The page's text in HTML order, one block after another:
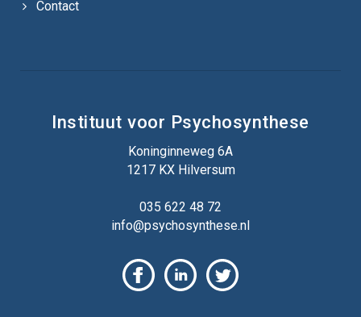
Contact
Instituut voor Psychosynthese
Koninginneweg 6A
1217 KX Hilversum
035 622 48 72
info@psychosynthese.nl